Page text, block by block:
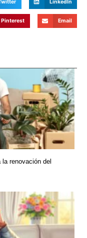
LinkedIn
Pinterest Email
renovación del